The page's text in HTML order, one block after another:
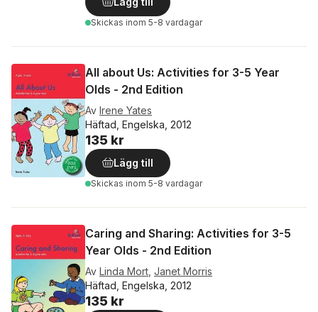
Skickas inom 5-8 vardagar
All about Us: Activities for 3-5 Year
Olds - 2nd Edition
Av Irene Yates
Häftad, Engelska, 2012
135 kr
Lägg till
Skickas inom 5-8 vardagar
Caring and Sharing: Activities for 3-5
Year Olds - 2nd Edition
Av Linda Mort Janet Morris
Häftad, Engelska, 2012
135 kr